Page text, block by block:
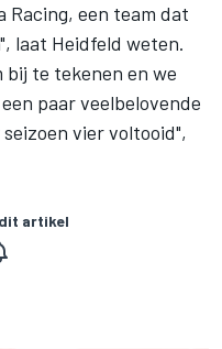
Racing, een team dat
laat Heidfeld weten.
bij te tekenen en we
paar veelbelovende
vier voltooid",
artikel